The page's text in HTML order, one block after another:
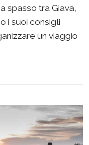
spasso tra Giava,
i suoi consigli
un viaggio